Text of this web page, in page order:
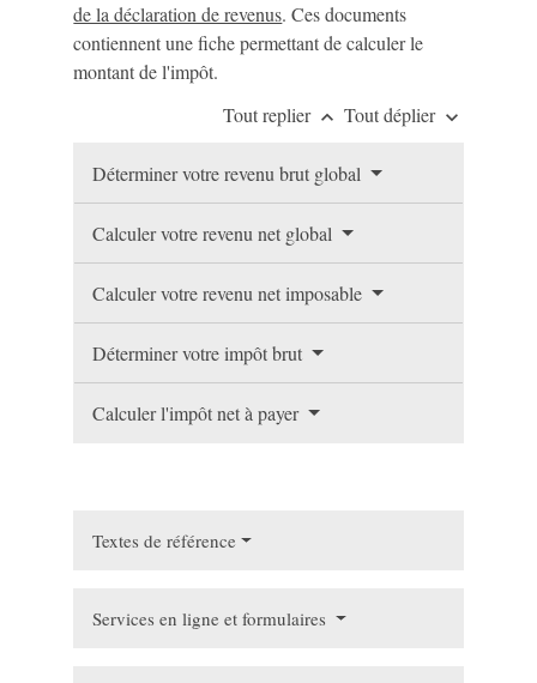
de la déclaration de revenus. Ces documents
contiennent une fiche permettant de calculer le
montant de l'impôt.
Tout replier keyboard_arrow_up Tout déplier keyboard_arrow_down
Déterminer votre revenu brut global
Calculer votre revenu net global
Calculer votre revenu net imposable
Déterminer votre impôt brut
Calculer l'impôt net à payer
Textes de référence
Services en ligne et formulaires